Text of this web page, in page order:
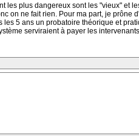
les plus dangereux sont les "vieux" et
on ne fait rien. Pour ma part, je prône
5 ans un probatoire théorique et
serviraient à payer les